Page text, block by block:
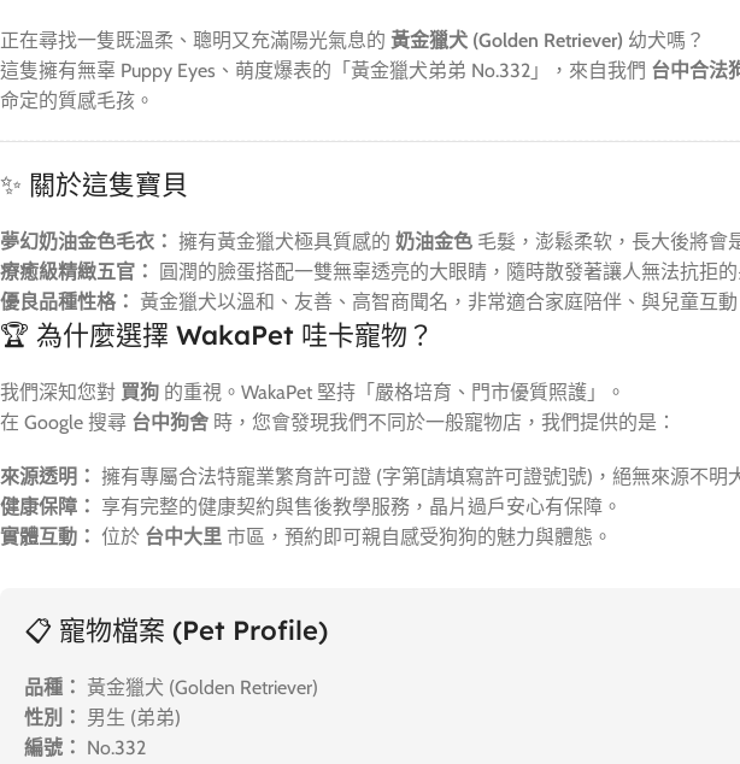
正在尋找一隻既溫柔、聰明又充滿陽光氣息的 黃金獵犬 (Golden Retriever) 幼犬嗎？
這隻擁有無辜 Puppy Eyes、萌度爆表的「黃金獵犬弟弟 No.332」，來自我們 台中合法
命定的質感毛孩。
✨ 關於這隻寶貝
夢幻奶油金色毛衣： 擁有黃金獵犬極具質感的 奶油金色 毛髮，澎鬆柔软，長大後將會
療癒級精緻五官：
圓潤的臉蛋搭配一雙無辜透亮的大眼睛，隨時散發著讓人無法抗拒
優良品種性格： 黃金獵犬以溫和、友善、高智商聞名，非常適合家庭陪伴、與兒童互
🏆 為什麼選擇 WakaPet 哇卡寵物？
我們深知您對 買狗 的重視。WakaPet 堅持「嚴格培育、門市優質照護」。
在 Google 搜尋 台中狗舍 時，您會發現我們不同於一般寵物店，我們提供的是：
來源透明： 擁有專屬合法特寵業繁育許可證 (字第[請填寫許可證號]號)，絕無來源不明
健康保障： 享有完整的健康契約與售後教學服務，晶片過戶安心有保障。
實體互動： 位於 台中大里 市區，預約即可親自感受狗狗的魅力與體態。
📋 寵物檔案 (Pet Profile)
品種： 黃金獵犬 (Golden Retriever)
性別： 男生 (弟弟)
編號： No.332